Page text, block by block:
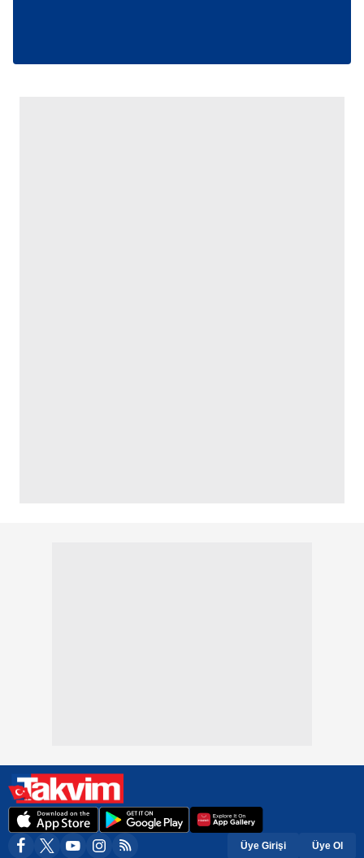
Üye Girişi Üye Ol